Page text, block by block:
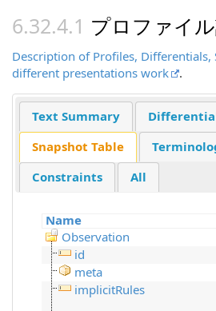
プロファイ
Description of Profiles, Differentials,
different presentations work
.
Text Summary
Snapshot Table
Constraints
All
Name
Observation
id
meta
implicitRules